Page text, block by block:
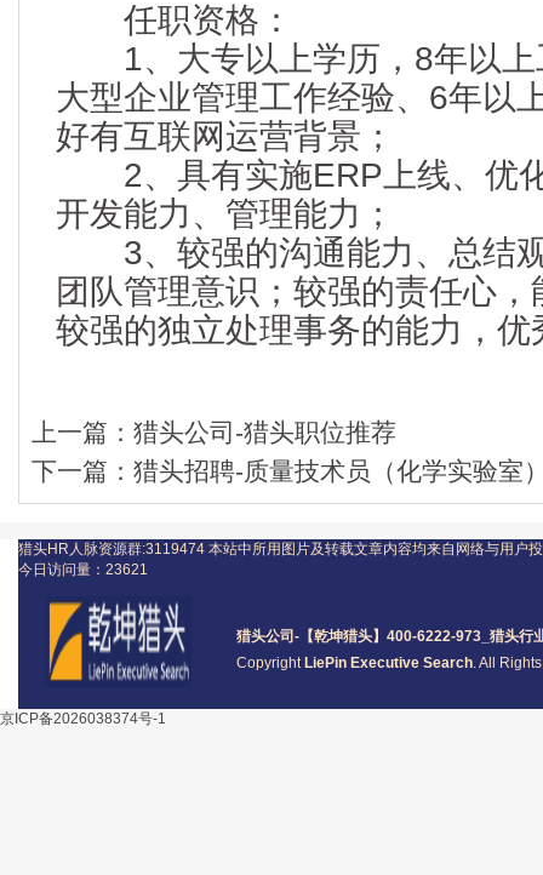
任职资格：
1、大专以上学历，8年以上
大型企业管理工作经验、6年以
好有互联网运营背景；
2、具有实施ERP上线、优
开发能力、管理能力；
3、较强的沟通能力、总结
团队管理意识；较强的责任心
较强的独立处理事务的能力，
上一篇： 猎头公司-猎头职位推荐
下一篇： 猎头招聘-质量技术员（化学实验室
猎头公司 -【乾坤猎头】400-6222-973_ 猎头行
Copyright LiePin Executive Search. All
猎头HR人脉资源群:3119474 本站中所用图片及转载文章内容均来自网络与用户
今日访问量： 23621
京ICP备2026038374号-1